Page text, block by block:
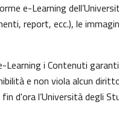
e-Learning
report, ecc.), le
Learning i Contenuti
e non viola alcun
d'ora l’Università degli